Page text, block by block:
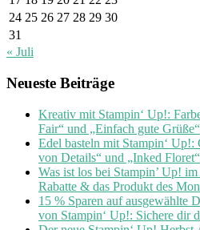
24 25 26 27 28 29 30
31
« Juli
Neueste Beiträge
Kreativ mit Stampin‘ Up!:
Fair“ und „Einfach gute Grüße“
Edel basteln mit Stampin‘
von Details“ und „Inked Floret“
Was ist los bei Stampin’ Up!
Rabatte & das Produkt des
15 % Sparen auf ausgewählte
von Stampin‘ Up!: Sichere dir